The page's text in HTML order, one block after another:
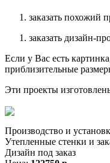
заказать похожий
заказать дизайн-
Если у Вас есть
приблизительные
Эти проекты
Производство и
Утепленные стенки и
Дизайн под заказ